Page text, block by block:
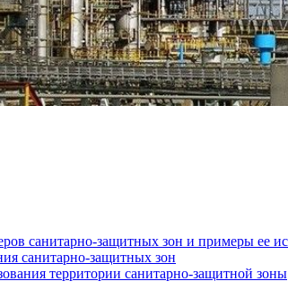
санитарно-защитных зон и примеры ее
санитарно-защитных зон
территории санитарно-защитной зоны